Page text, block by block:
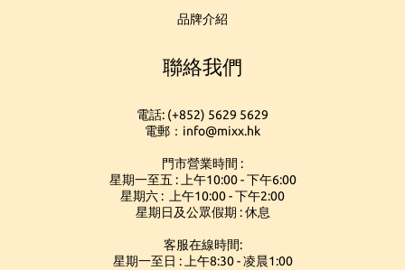
品牌介紹
聯絡我們
電話: (+852) 5629 5629
電郵：info@mixx.hk
門市營業時間 :
星期一至五 : 上午10:00 - 下午6:00
星期六 : 上午10:00 - 下午2:00
星期日及公眾假期 : 休息
客服在線時間:
星期一至日 : 上午8:30 - 凌晨1:00